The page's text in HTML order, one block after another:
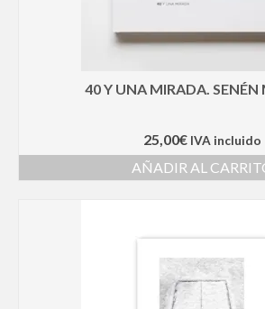
40 Y UNA MIRADA. SENÉN
25,00€ IVA incluido
AÑADIR AL